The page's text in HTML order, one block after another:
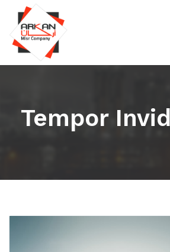
Tempor